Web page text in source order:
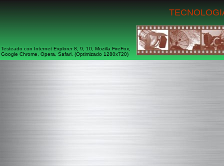
Testeado con Internet Explorer 8, 9, 10, Mozilla FireFox,
Google Chrome, Opera, Safari. (Optimizado 1280x720)